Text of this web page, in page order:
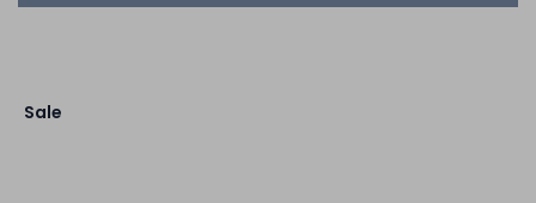
Sale